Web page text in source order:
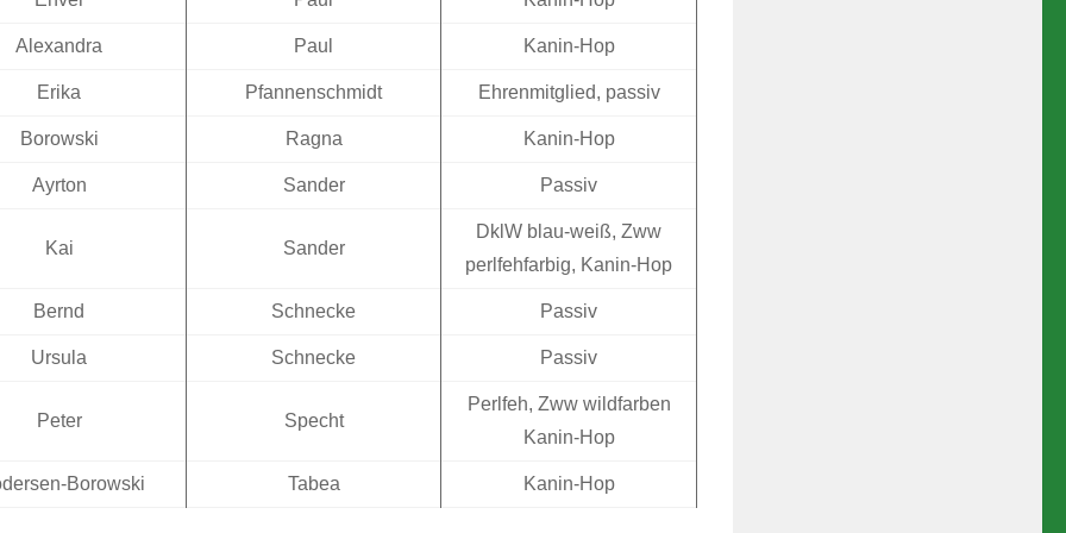
Alexandra Paul Kanin-Hop
Erika Pfannenschmidt Ehrenmitglied, passiv
Borowski Ragna Kanin-Hop
Ayrton Sander Passiv
Kai Sander
DklW blau-weiß, Zww
perlfehfarbig, Kanin-Hop
Bernd Schnecke Passiv
Ursula Schnecke Passiv
Peter Specht
Perlfeh, Zww wildfarben
Kanin-Hop
Borowski Tabea Kanin-Hop